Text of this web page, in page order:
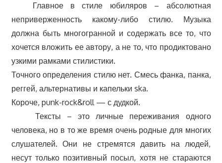
Главное в стиле юбиляров – абсолютная
неприверженность какому-либо стилю. Музыка
должна быть многогранной и содержать все то, что
хочется вложить ее автору, а не то, что продиктовано
узкими рамками стилистики.
Точного определения стилю нет. Смесь фанка, панка,
реггей, альтернативы и капельки ska.
Короче, punk-rock&roll — с дудкой.
Тексты – это личные переживания одного
человека, но в то же время очень родные для многих
слушателей. Они не стремятся давить на людей,
несут только позитивный посыл, хотя не стараются